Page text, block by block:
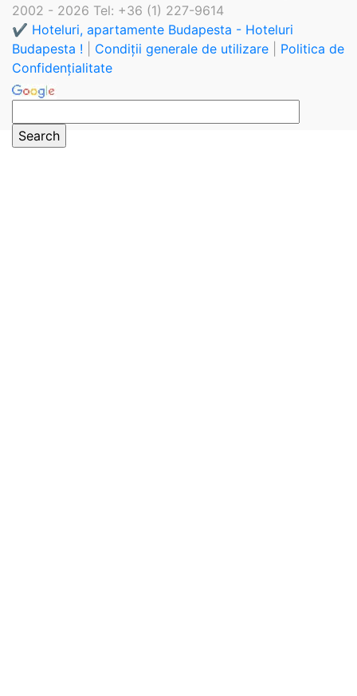
2002 - 2026 Tel: +36 (1) 227-9614
✔️ Hoteluri, apartamente Budapesta - Hoteluri
Budapesta !
Condiții generale de utilizare
Politica de
Confidențialitate